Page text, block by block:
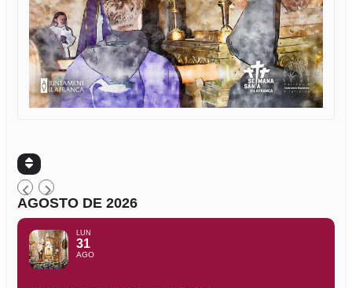
AGOSTO DE 2026
LUN
31
AGO